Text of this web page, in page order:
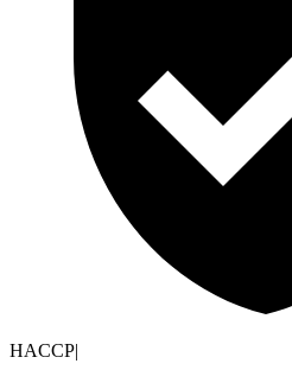
HACCP|